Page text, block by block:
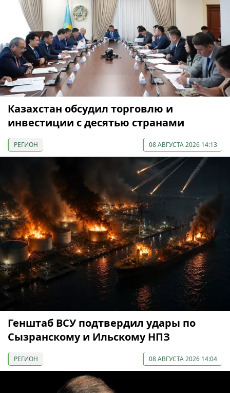
Казахстан обсудил торговлю и
инвестиции с десятью странами
РЕГИОН 08 АВГУСТА 2026 14:13
Генштаб ВСУ подтвердил удары по
Сызранскому и Ильскому НПЗ
РЕГИОН 08 АВГУСТА 2026 14:04